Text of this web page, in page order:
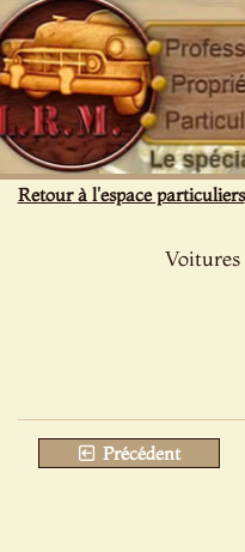
Retour à l'espace particuliers
Voitures
Précédent